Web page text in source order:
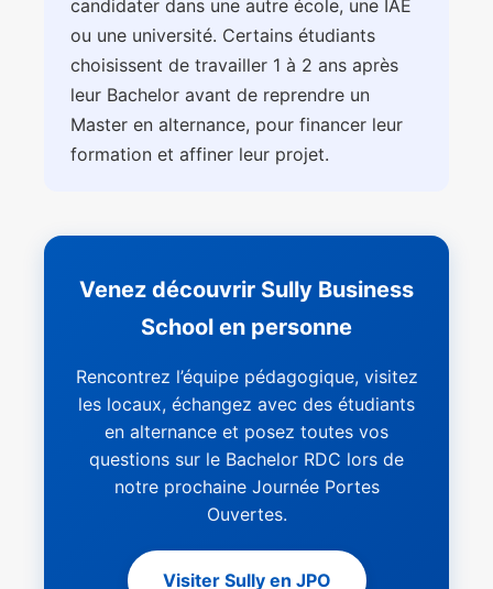
candidater dans une autre école, une IAE
ou une université. Certains étudiants
choisissent de travailler 1 à 2 ans après
leur Bachelor avant de reprendre un
Master en alternance, pour financer leur
formation et affiner leur projet.
Venez découvrir Sully Business
School en personne
Rencontrez l’équipe pédagogique, visitez
les locaux, échangez avec des étudiants
en alternance et posez toutes vos
questions sur le Bachelor RDC lors de
notre prochaine Journée Portes
Ouvertes.
Visiter Sully en JPO